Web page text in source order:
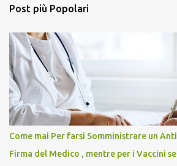
Post più Popolari
Come mai Per farsi Somministrare un
Firma del Medico , mentre per i Vaccini